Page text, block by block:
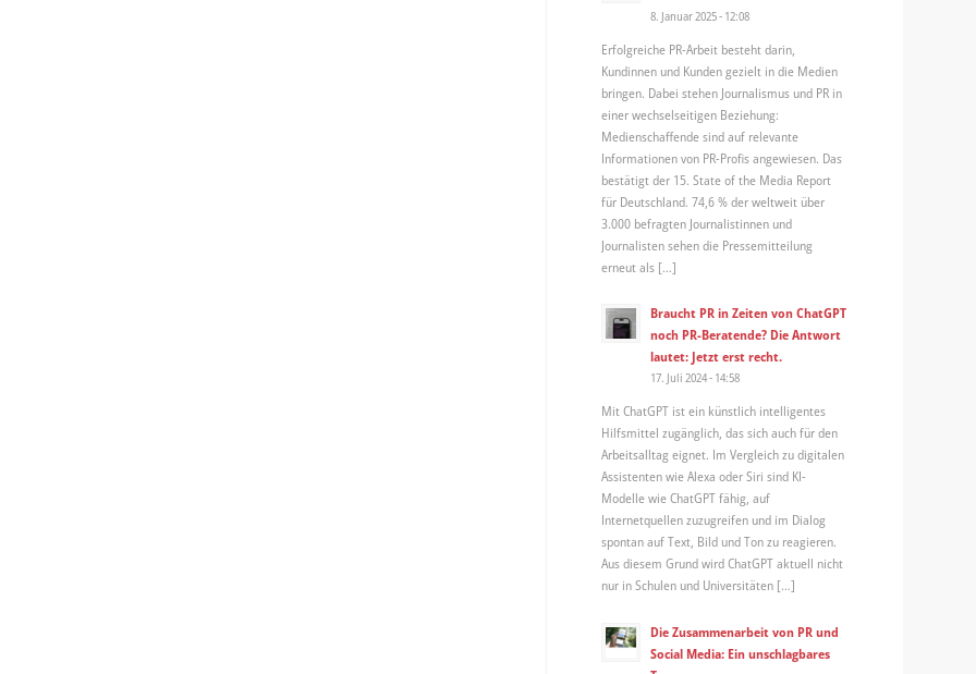
8. Januar 2025 - 12:08
Erfolgreiche PR-Arbeit besteht darin,
Kundinnen und Kunden gezielt in die Medien
bringen. Dabei stehen Journalismus und PR in
einer wechselseitigen Beziehung:
Medienschaffende sind auf relevante
Informationen von PR-Profis angewiesen. Das
bestätigt der 15. State of the Media Report
für Deutschland. 74,6 % der weltweit über
3.000 befragten Journalistinnen und
Journalisten sehen die Pressemitteilung
erneut als […]
Braucht PR in Zeiten von ChatGPT
noch PR-Beratende? Die Antwort
lautet: Jetzt erst recht.
17. Juli 2024 - 14:58
Mit ChatGPT ist ein künstlich intelligentes
Hilfsmittel zugänglich, das sich auch für den
Arbeitsalltag eignet. Im Vergleich zu digitalen
Assistenten wie Alexa oder Siri sind KI-
Modelle wie ChatGPT fähig, auf
Internetquellen zuzugreifen und im Dialog
spontan auf Text, Bild und Ton zu reagieren.
Aus diesem Grund wird ChatGPT aktuell nicht
nur in Schulen und Universitäten […]
Die Zusammenarbeit von PR und
Social Media: Ein unschlagbares